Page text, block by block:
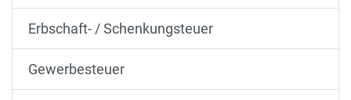
Erbschaft- / Schenkungsteuer
Gewerbesteuer